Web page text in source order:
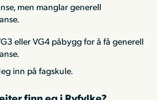
men manglar generell
eller VG4 påbygg for å få generell
inn på fagskule.